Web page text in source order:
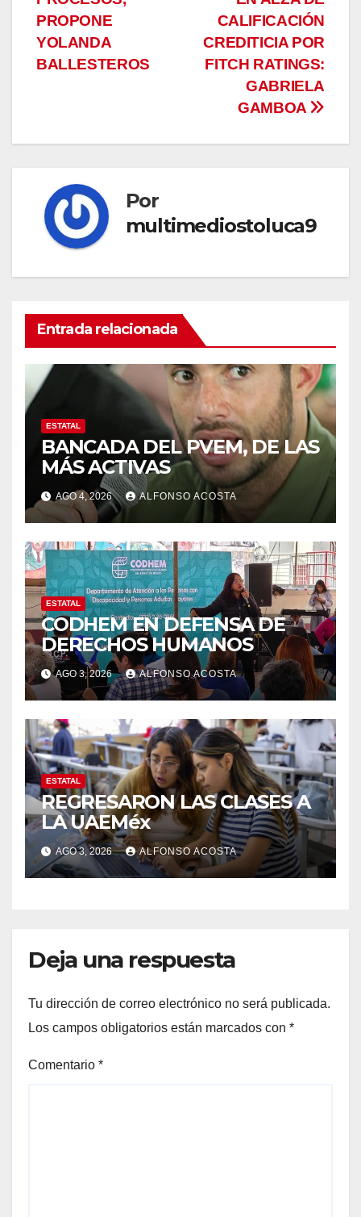
CALIFICACIÓN
CREDITICIA POR
FITCH RATINGS:
GABRIELA
GAMBOA
PROPONE
YOLANDA
BALLESTEROS
Por
multimediostoluca9
Entrada relacionada
ESTATAL
BANCADA DEL PVEM, DE LAS
MÁS ACTIVAS
AGO 4, 2026 ALFONSO ACOSTA
ESTATAL
CODHEM EN DEFENSA DE
DERECHOS HUMANOS
AGO 3, 2026 ALFONSO ACOSTA
ESTATAL
REGRESARON LAS CLASES A
LA UAEMéx
AGO 3, 2026 ALFONSO ACOSTA
Deja una respuesta
Tu dirección de correo electrónico no será publicada.
Los campos obligatorios están marcados con *
Comentario *